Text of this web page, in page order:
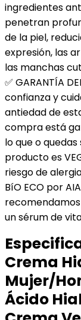
ingredientes
penetran
de la piel,
expresión, las
las manchas
✅ GARANTÍA
confianza y
antiedad de
compra está
lo que o
producto es
riesgo de
BíO ECO por
un sérum de
Crema
Mujer/
Ácido